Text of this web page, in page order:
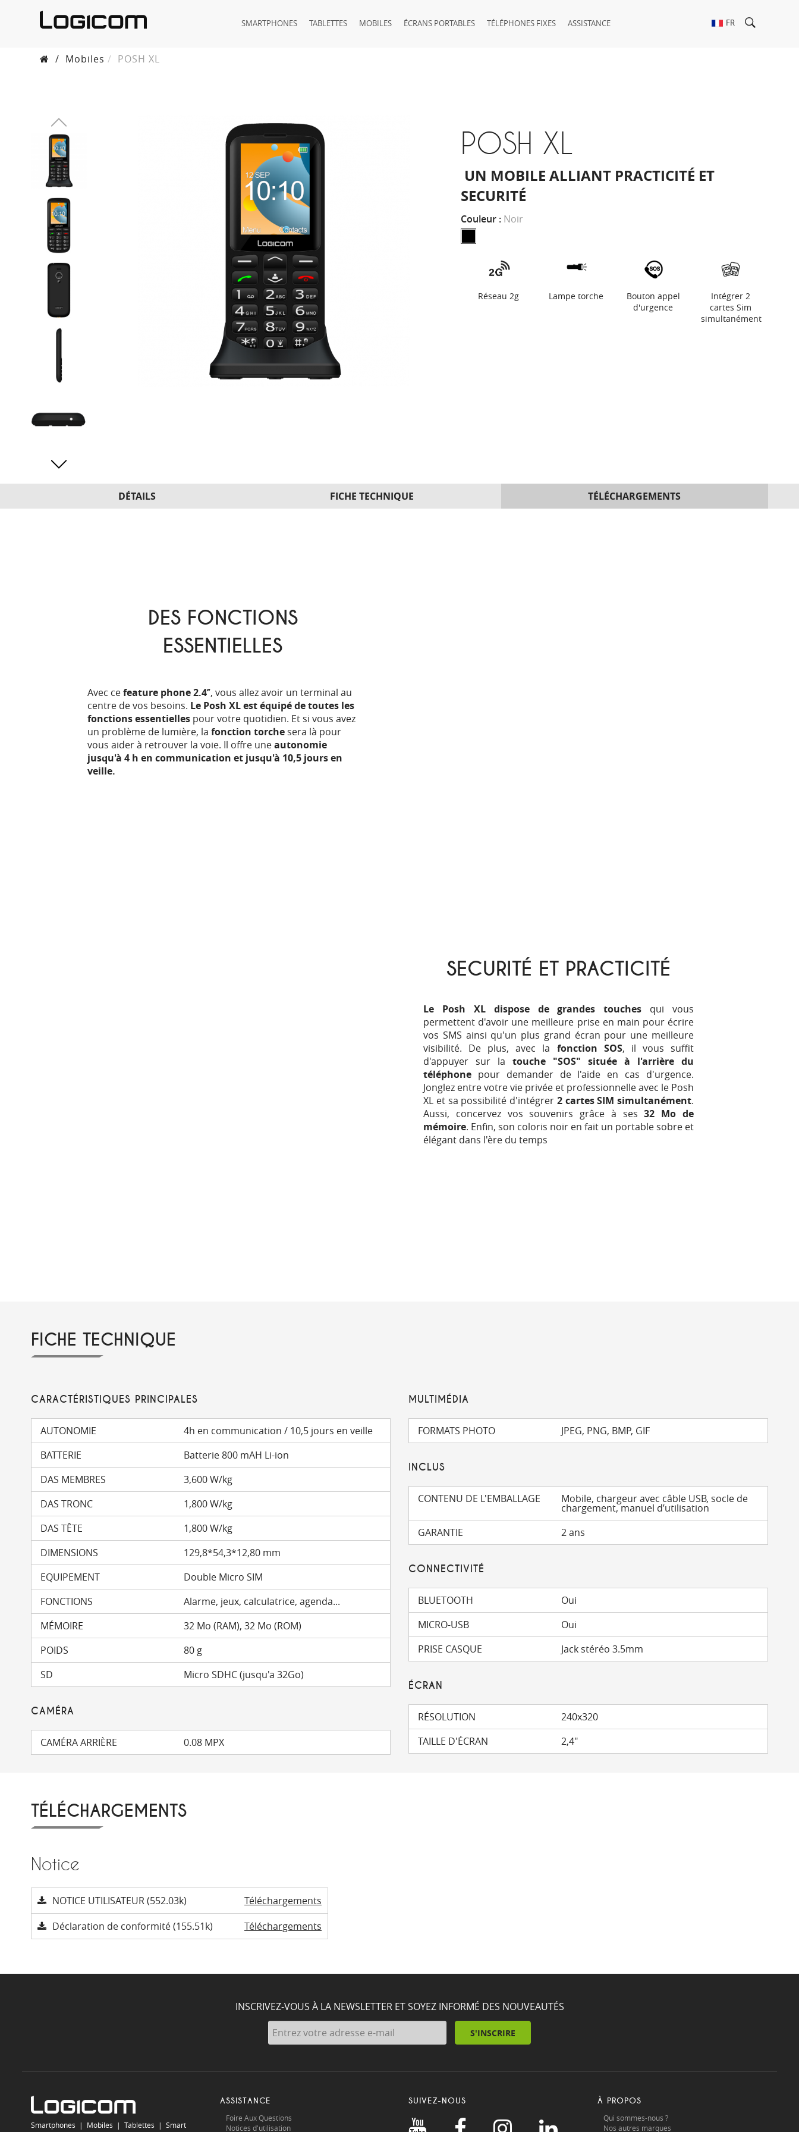
SMARTPHONES TABLETTES MOBILES ÉCRANS PORTABLES TÉLÉPHONES FIXES ASSISTANCE FR
/ Mobiles POSH XL
POSH XL
UN MOBILE ALLIANT PRACTICITÉ ET
SECURITÉ
Couleur : Noir
Réseau 2g Lampe torche
Bouton appel
d'urgence
Intégrer 2
cartes Sim
simultanément
DÉTAILS FICHE TECHNIQUE TÉLÉCHARGEMENTS
DES FONCTIONS
ESSENTIELLES
Avec cefeature phone 2.4’’, vous allez avoir un terminal au
centre de vos besoins. Le Posh XL est équipé de toutes les
fonctions essentielles pour votre quotidien. Et si vous avez
un problème de lumière, la fonction torche sera là pour
vous aider à retrouver la voie. Il offre uneautonomie
jusqu'à 4 h en communication et jusqu'à 10,5 jours en
veille.
SECURITÉ ET PRACTICITÉ
Le Posh XL dispose de grandes touches qui vous
permettent d'avoir une meilleure prise en main pour écrire
vos SMS ainsi qu'un plus grand écran pour une meilleure
visibilité. De plus, avec la fonction SOS, il vous suffit
d'appuyer sur la touche "SOS" située à l'arrière du
téléphone pour demander de l'aide en cas d'urgence.
Jonglez entre votre vie privée et professionnelle avec le Posh
XL et sa possibilité d'intégrer 2 cartes SIM simultanément.
Aussi, concervez vos souvenirs grâce à ses32 Mo de
mémoire. Enfin, son coloris noir en fait un portable sobre et
élégant dans l'ère du temps
FICHE TECHNIQUE
CARACTÉRISTIQUES PRINCIPALES
AUTONOMIE
4h en communication / 10,5 jours en veille
BATTERIE
Batterie 800 mAH Li-ion
DAS MEMBRES
3,600 W/kg
DAS TRONC
1,800 W/kg
DAS TÊTE
1,800 W/kg
DIMENSIONS
129,8*54,3*12,80 mm
EQUIPEMENT
Double Micro SIM
FONCTIONS
Alarme, jeux, calculatrice, agenda...
MÉMOIRE
32 Mo (RAM), 32 Mo (ROM)
POIDS
80 g
SD
Micro SDHC (jusqu'a 32Go)
MULTIMÉDIA
FORMATS PHOTO JPEG, PNG, BMP, GIF
INCLUS
CONTENU DE L'EMBALLAGE Mobile, chargeur avec câble USB, socle de
chargement, manuel d’utilisation
GARANTIE
2 ans
CONNECTIVITÉ
BLUETOOTH
Oui
MICRO-USB
Oui
PRISE CASQUE
Jack stéréo 3.5mm
ÉCRAN
RÉSOLUTION
240x320
TAILLE D'ÉCRAN
2,4"
CAMÉRA
CAMÉRA ARRIÈRE 0.08 MPX
TÉLÉCHARGEMENTS
Notice
NOTICE UTILISATEUR (552.03k)
Téléchargements
Déclaration de conformité (155.51k)
Téléchargements
INSCRIVEZ-VOUS À LA NEWSLETTER ET SOYEZ INFORMÉ DES NOUVEAUTÉS
S'INSCRIRE
Smartphones | Mobiles | Tablettes | Smart
ASSISTANCE
Foire Aux Questions
Notices d'utilisation
SUIVEZ-NOUS À PROPOS
Qui sommes-nous ?
Nos autres marques